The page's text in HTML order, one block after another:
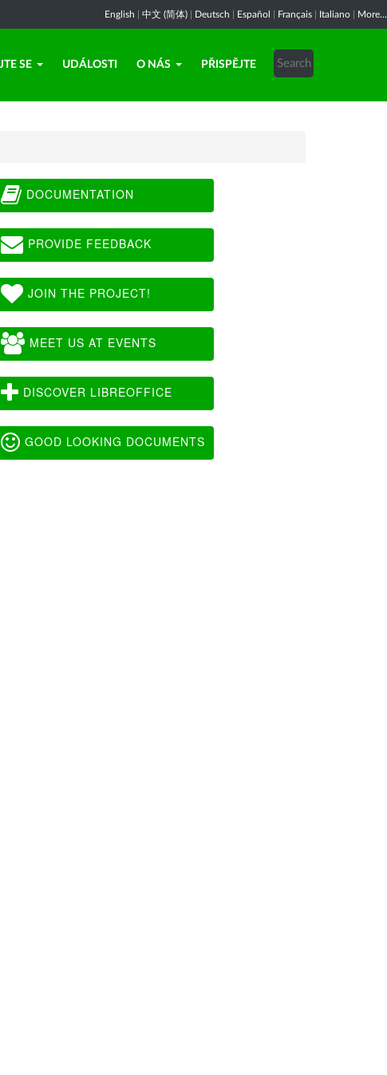
English 中文 (简体) Deutsch Español Français Italiano More...
SE UDÁLOSTI O NÁS PŘISPĚJTE
DOCUMENTATION
PROVIDE FEEDBACK
JOIN THE PROJECT!
MEET US AT EVENTS
DISCOVER LIBREOFFICE
GOOD LOOKING DOCUMENTS